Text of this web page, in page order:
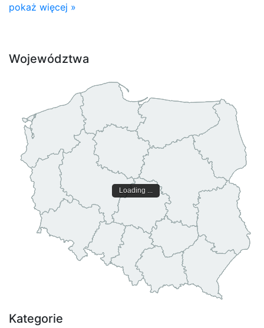
pokaż więcej »
Województwa
Loading ...
Kategorie